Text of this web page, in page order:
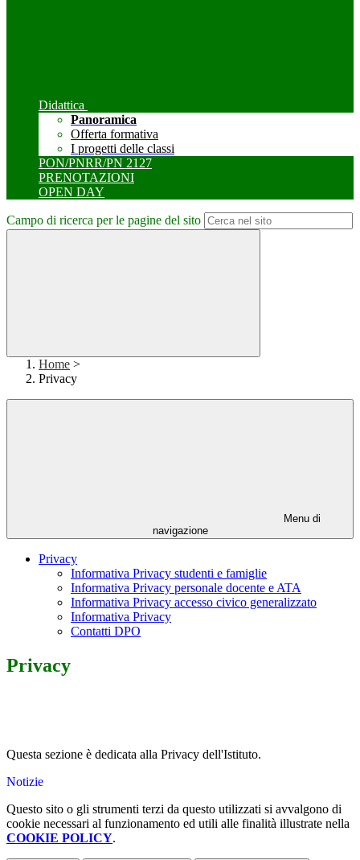
Didattica
Panoramica
Offerta formativa
I progetti delle classi
PON/PNRR/PN 2127
PRENOTAZIONI
OPEN DAY
Campo di ricerca per le pagine del sito
Home >
Privacy
Menu di
navigazione
Privacy
Informativa Privacy studenti e famiglie
Informativa Privacy personale docente e ATA
Informativa Privacy accesso civico generalizzato
Informativa Privacy
Contatti DPO
Privacy
Questa sezione è dedicata alla Privacy dell'Istituto.
Notizie
Questo sito o gli strumenti terzi da questo utilizzati si avvalgono di
cookie necessari al funzionamento ed utili alle finalità illustrate nella
COOKIE POLICY.